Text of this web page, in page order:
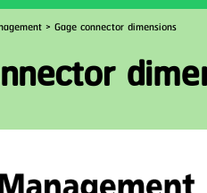
> Gage connector dimensions